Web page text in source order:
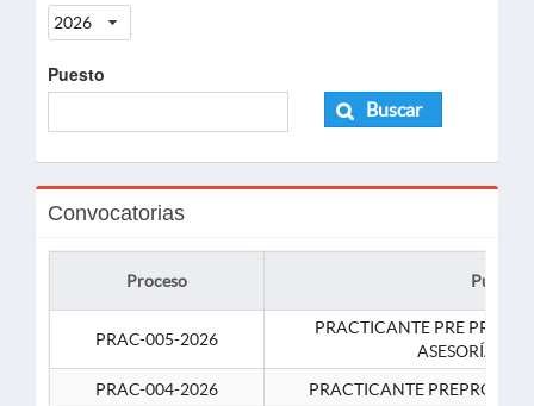
2026
Puesto
Buscar
Convocatorias
Proceso Puesto
PRAC-005-2026
PRACTICANTE PRE
ASESORÍA
PRAC-004-2026
PRACTICANTE